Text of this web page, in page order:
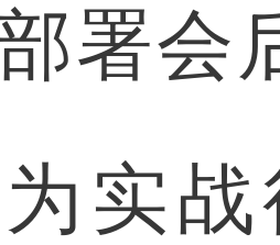
会后
实